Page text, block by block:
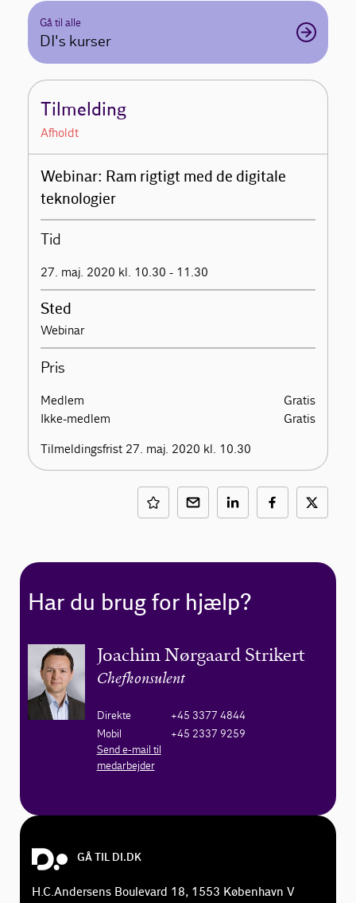
Gå til alle
DI's kurser
Tilmelding
Afholdt
Webinar: Ram rigtigt med de digitale
teknologier
Tid
27. maj. 2020 kl. 10.30 - 11.30
Sted
Webinar
Pris
Medlem
Gratis
Ikke-medlem
Gratis
Tilmeldingsfrist 27. maj. 2020 kl. 10.30
Har du brug for hjælp?
Joachim Nørgaard Strikert
Chefkonsulent
Direkte
+45 3377 4844
Mobil
+45 2337 9259
Send e-mail til
medarbejder
GÅ TIL DI.DK
H.C.Andersens Boulevard 18, 1553 København V